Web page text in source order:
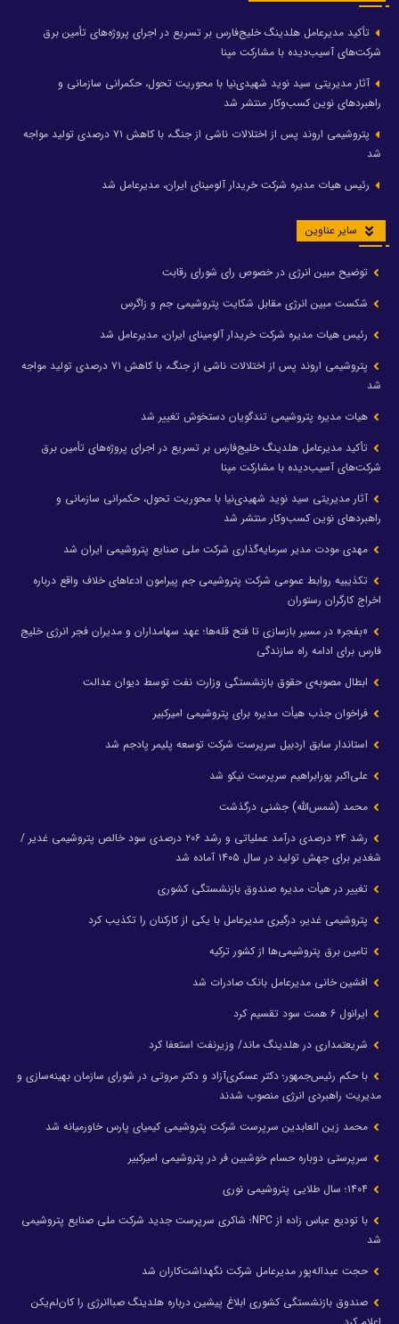
تأکید مدیرعامل هلدینگ خلیج‌فارس بر تسریع در اجرای پروژه‌های تأمین برق
شرکت‌های آسیب‌دیده با مشارکت مپنا
آثار مدیریتی سید نوید شهیدی‌نیا با محوریت تحول، حکمرانی سازمانی و
راهبردهای نوین کسب‌وکار منتشر شد
پتروشیمی اروند پس از اختلالات ناشی از جنگ، با کاهش ۷۱ درصدی تولید مواجه
شد
رئیس هیات مدیره شرکت خریدار آلومینای ایران، مدیرعامل شد
سایر عناوین
توضیح مبین انرژی در خصوص رای شورای رقابت
شکست مبین انرژی مقابل شکایت پتروشیمی جم و زاگرس
رئیس هیات مدیره شرکت خریدار آلومینای ایران، مدیرعامل شد
پتروشیمی اروند پس از اختلالات ناشی از جنگ، با کاهش ۷۱ درصدی تولید مواجه
شد
هیات مدیره پتروشیمی تندگویان دستخوش تغییر شد
تأکید مدیرعامل هلدینگ خلیج‌فارس بر تسریع در اجرای پروژه‌های تأمین برق
شرکت‌های آسیب‌دیده با مشارکت مپنا
آثار مدیریتی سید نوید شهیدی‌نیا با محوریت تحول، حکمرانی سازمانی و
راهبردهای نوین کسب‌وکار منتشر شد
مهدی مودت مدیر سرمایه‌گذاری شرکت ملی صنایع پتروشیمی ایران شد
تکذیبیه روابط عمومی شرکت پتروشیمی جم پیرامون ادعاهای خلاف واقع درباره
اخراج کارگران رستوران
«بفجر» در مسیر بازسازی تا فتح قله‌ها؛ عهد سهامداران و مدیران فجر انرژی خلیج
فارس برای ادامه راه سازندگی
ابطال مصوبه‌ی حقوق بازنشستگی وزارت نفت توسط دیوان عدالت
فراخوان جذب هیأت مدیره برای پتروشیمی امیرکبیر
استاندار سابق اردبیل سرپرست شرکت توسعه پلیمر پادجم شد
علی‌اکبر پورابراهیم سرپرست نیکو شد
محمد (شمس‌الله) جشنی درگذشت
رشد ۲۴ درصدی درآمد عملیاتی و رشد ۲۰۶ درصدی سود خالص پتروشیمی غدیر /
شغدیر برای جهش تولید در سال ۱۴۰۵ آماده شد
تغییر در هیأت مدیره صندوق بازنشستگی کشوری
پتروشیمی غدیر، درگیری مدیرعامل با یکی از کارکنان را تکذیب کرد
تامین برق پتروشیمی‌ها از کشور ترکیه
افشین خانی مدیرعامل بانک صادرات شد
ایرانول ۶ همت سود تقسیم کرد
شریعتمداری در هلدینگ ماند/ وزیرنفت استعفا کرد
با حکم رئیس‌جمهور؛ دکتر عسکری‌آزاد و دکتر مروتی در شورای سازمان بهینه‌سازی و
مدیریت راهبردی انرژی منصوب شدند
محمد زین العابدین سرپرست شرکت پتروشیمی کیمیای پارس خاورمیانه شد
سرپرستی دوباره حسام خوشبین فر در پتروشیمی امیرکبیر
با تودیع عباس زاده از NPC؛ شاکری سرپرست جدید شرکت ملی صنایع پتروشیمی
شد
حجت عبداله‌پور مدیرعامل شرکت نگهداشت‌کاران شد
صندوق بازنشستگی کشوری ابلاغ پیشین درباره هلدینگ صباانرژی را کان‌لم‌یکن